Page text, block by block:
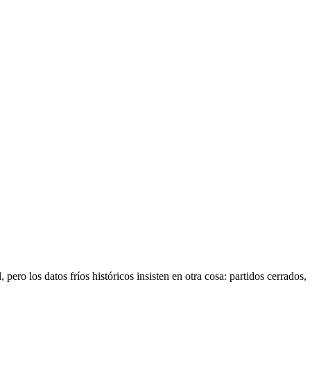
los datos fríos históricos insisten en otra cosa: partidos cerrados,